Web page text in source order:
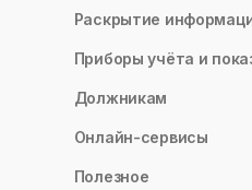
Раскрытие
Приборы учёта и
Должникам
Онлайн-сервисы
Полезное